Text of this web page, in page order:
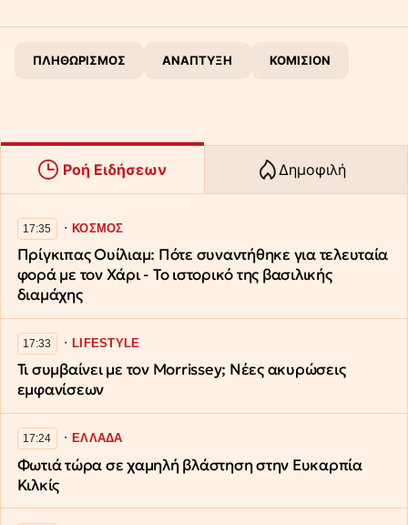
ΠΛΗΘΩΡΙΣΜΟΣ ΑΝΑΠΤΥΞΗ ΚΟΜΙΣΙΟΝ
Ροή Ειδήσεων Δημοφιλή
17:35 ∙ΚΟΣΜΟΣ
Πρίγκιπας Ουίλιαμ: Πότε συναντήθηκε για τελευταία
φορά με τον Χάρι - Το ιστορικό της βασιλικής
διαμάχης
17:33 ∙LIFESTYLE
Τι συμβαίνει με τον Morrissey; Νέες ακυρώσεις
εμφανίσεων
17:24 ∙ΕΛΛΑΔΑ
Φωτιά τώρα σε χαμηλή βλάστηση στην Ευκαρπία
Κιλκίς